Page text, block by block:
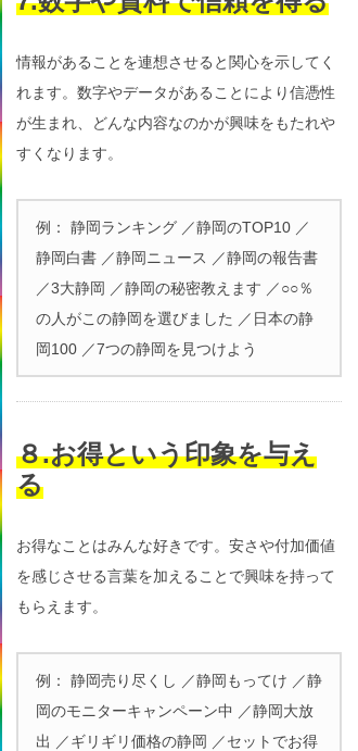
情報があることを連想させると関心を示してく
れます。数字やデータがあることにより信憑性
が生まれ、どんな内容なのかが興味をもたれや
すくなります。
例： 静岡ランキング ／静岡のTOP10 ／
静岡白書 ／静岡ニュース ／静岡の報告書
／3大静岡 ／静岡の秘密教えます ／○○％
の人がこの静岡を選びました ／日本の静
岡100 ／7つの静岡を見つけよう
８.お得という印象を与え
る
お得なことはみんな好きです。安さや付加価値
を感じさせる言葉を加えることで興味を持って
もらえます。
例： 静岡売り尽くし ／静岡もってけ ／静
岡のモニターキャンペーン中 ／静岡大放
出 ／ギリギリ価格の静岡 ／セットでお得